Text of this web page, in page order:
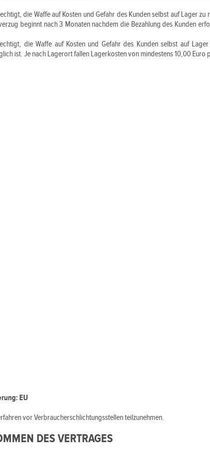
die Waffe auf Kosten und Gefahr des Kunden selbst auf Lager
beginnt nach 3 Monaten nachdem die Bezahlung des Kunden
die Waffe auf Kosten und Gefahr des Kunden selbst auf
ist. Je nach Lagerort fallen Lagerkosten von mindestens 10,00 Euro
EU
vor Verbraucherschlichtungsstellen teilzunehmen.
DES VERTRAGES